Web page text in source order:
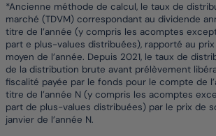
*Ancienne méthode de calcul, le taux de
marché (TDVM) correspondant au dividende
titre de l’année (y compris les acomptes
part e plus-values distribuées), rapporté au
moyen de l’année. Depuis 2021, le taux de
de la distribution brute avant prélèvement
fiscalité payée par le fonds pour le compte de
titre de l’année N (y compris les acomptes
part de plus-values distribuées) par le prix de
janvier de l’année N.